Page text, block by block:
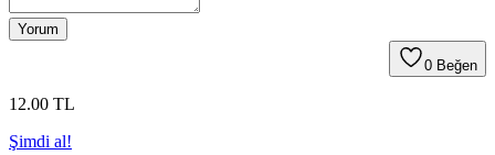
Yorum
0 Beğen
12.00 TL
Şimdi al!